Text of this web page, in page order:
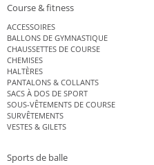
Course & fitness
ACCESSOIRES
BALLONS DE GYMNASTIQUE
CHAUSSETTES DE COURSE
CHEMISES
HALTÈRES
PANTALONS & COLLANTS
SACS À DOS DE SPORT
SOUS-VÊTEMENTS DE COURSE
SURVÊTEMENTS
VESTES & GILETS
Sports de balle